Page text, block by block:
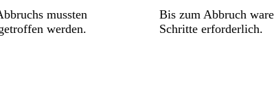
mussten
werden.
Bis zum Abbruch
Schritte erforderlich.